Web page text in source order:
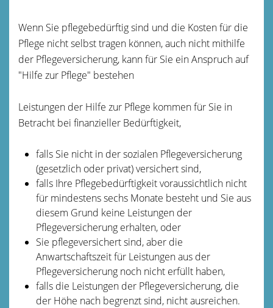
Wenn Sie pflegebedürftig sind und die Kosten für die
Pflege nicht selbst tragen können, auch nicht mithilfe
der Pflegeversicherung, kann für Sie ein Anspruch auf
"Hilfe zur Pflege" bestehen
Leistungen der Hilfe zur Pflege kommen für Sie in
Betracht bei finanzieller Bedürftigkeit,
falls Sie nicht in der sozialen Pflegeversicherung
(gesetzlich oder privat) versichert sind,
falls Ihre Pflegebedürftigkeit voraussichtlich nicht
für mindestens sechs Monate besteht und Sie aus
diesem Grund keine Leistungen der
Pflegeversicherung erhalten, oder
Sie pflegeversichert sind, aber die
Anwartschaftszeit für Leistungen aus der
Pflegeversicherung noch nicht erfüllt haben,
falls die Leistungen der Pflegeversicherung, die
der Höhe nach begrenzt sind, nicht ausreichen.